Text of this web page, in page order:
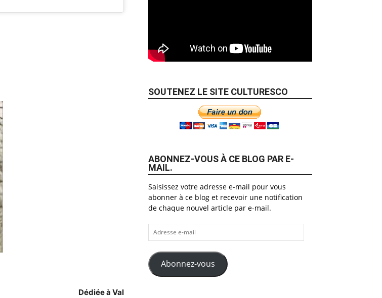
Dédiée à Val
SOUTENEZ LE SITE CULTURESCO
ABONNEZ-VOUS À CE BLOG PAR E-
MAIL.
Saisissez votre adresse e-mail pour vous
abonner à ce blog et recevoir une notification
de chaque nouvel article par e-mail.
Adresse
e-
mail
Abonnez-vous